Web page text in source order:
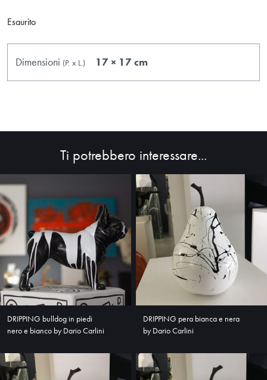
HOME
ABOUT
SHOP
Esaurito
Dimensioni (P. x L.) 17 × 17 cm
Ti potrebbero interessare...
DRIPPING bulldog in piedi
nero e bianco by Dario Carlini
DRIPPING pera bianca e nera
by Dario Carlini